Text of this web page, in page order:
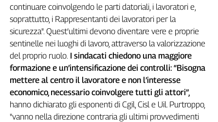
Le
trasmissioni
Work
in
Progress
L'Italia
Lavoro
continuare coinvolgendo le parti datoriali, i lavoratori e,
soprattutto, i Rappresentanti dei lavoratori per la
sicurezza". Quest’ultimi devono diventare vere e proprie
sentinelle nei luoghi di lavoro, attraverso la valorizzazione
del proprio ruolo. I sindacati chiedono una maggiore
formazione e un’intensificazione dei controlli: “Bisogna
mettere al centro il lavoratore e non l’interesse
economico, necessario coinvolgere tutti gli attori”,
hanno dichiarato gli esponenti di Cgil, Cisl e Uil. Purtroppo,
"vanno nella direzione contraria gli ultimi provvedimenti